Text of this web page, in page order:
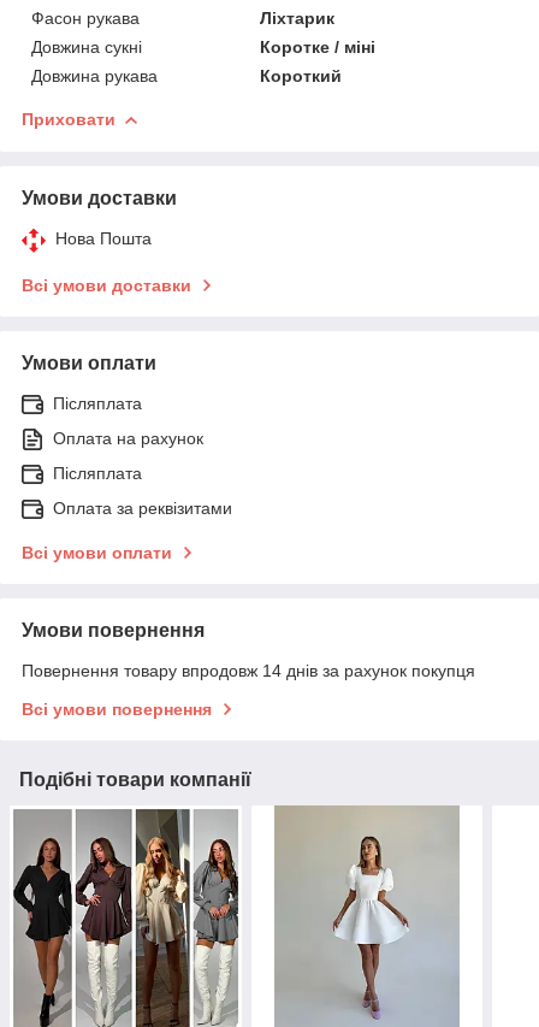
Фасон рукава
Ліхтарик
Довжина сукні
Коротке / міні
Довжина рукава
Короткий
Приховати
Умови доставки
Нова Пошта
Всі умови доставки
Умови оплати
Післяплата
Оплата на рахунок
Післяплата
Оплата за реквізитами
Всі умови оплати
Умови повернення
Повернення товару впродовж 14 днів за рахунок покупця
Всі умови повернення
Подібні товари компанії